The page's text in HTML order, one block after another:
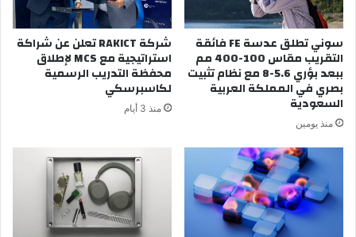
سوني تطلق عدسة FE فائقة
التقريب مقاس 100-400 مم
ببعد بؤري 5.6-8 مع نظام تثبيت
بصري في المملكة العربية
السعودية
منذ يومين
شركة RAKICT تعلن عن شراكة
استراتيجية مع MCS لإطلاق
محفظة التدريب الرسمية
لكاسبرسكي
منذ 3 أيام